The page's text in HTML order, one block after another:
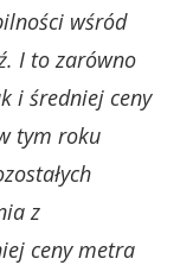
wśród
I to zarówno
i średniej ceny
tym roku
z
ceny metra